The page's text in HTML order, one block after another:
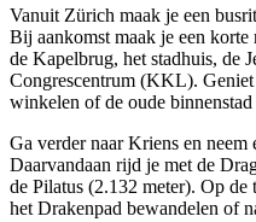
Vanuit Zürich maak je een
Bij aankomst maak je een
de Kapelbrug, het stadhuis, de
Congrescentrum (KKL).
winkelen of de oude binnenstad
Ga verder naar Kriens en neem
Daarvandaan rijd je met de
de Pilatus (2.132 meter). Op
het Drakenpad bewandelen of